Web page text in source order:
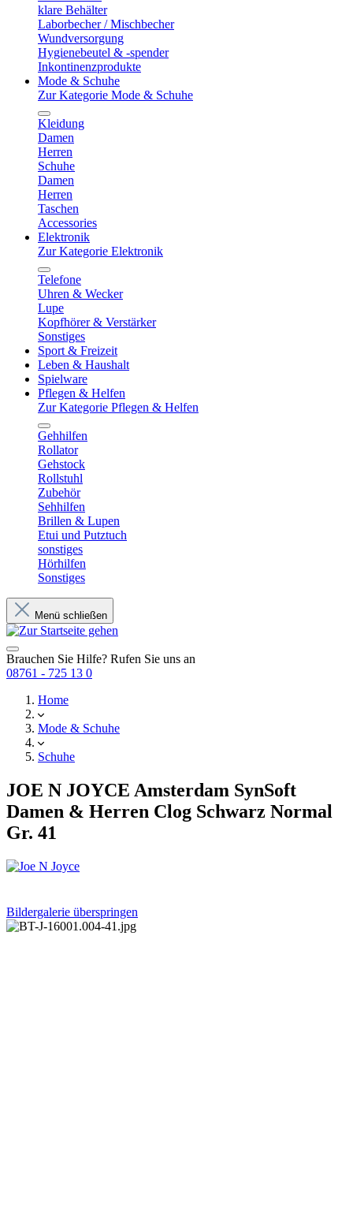
klare Behälter
Laborbecher / Mischbecher
Wundversorgung
Hygienebeutel & -spender
Inkontinenzprodukte
Mode & Schuhe
Zur Kategorie Mode & Schuhe
Kleidung
Damen
Herren
Schuhe
Damen
Herren
Taschen
Accessories
Elektronik
Zur Kategorie Elektronik
Telefone
Uhren & Wecker
Lupe
Kopfhörer & Verstärker
Sonstiges
Sport & Freizeit
Leben & Haushalt
Spielware
Pflegen & Helfen
Zur Kategorie Pflegen & Helfen
Gehhilfen
Rollator
Gehstock
Rollstuhl
Zubehör
Sehhilfen
Brillen & Lupen
Etui und Putztuch
sonstiges
Hörhilfen
Sonstiges
Menü schließen
Brauchen Sie Hilfe? Rufen Sie uns an
08761 - 725 13 0
Home
Mode & Schuhe
Schuhe
JOE N JOYCE Amsterdam SynSoft
Damen & Herren Clog Schwarz Normal
Gr. 41
Bildergalerie überspringen